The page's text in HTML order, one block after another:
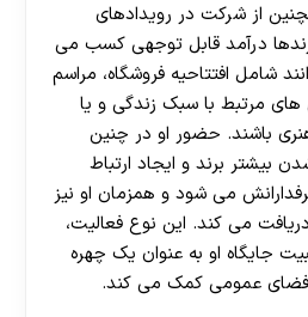
از شرکت در رویدادهای
درآمد قابل توجهی کسب می‌
شامل افتتاحیه فروشگاه، مراسم
مرتبط با سبک زندگی و یا
باشند. حضور او در چنین
بیشتر برند و ایجاد ارتباط
می‌ شود و همزمان او نیز
می‌ کند. این نوع فعالیت،
جایگاه او به عنوان یک چهره
فضای عمومی کمک می‌ کند.